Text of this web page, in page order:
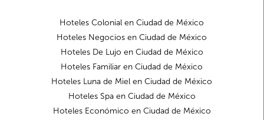
Hoteles Colonial en Ciudad de México
Hoteles Negocios en Ciudad de México
Hoteles De Lujo en Ciudad de México
Hoteles Familiar en Ciudad de México
Hoteles Luna de Miel en Ciudad de México
Hoteles Spa en Ciudad de México
Hoteles Económico en Ciudad de México